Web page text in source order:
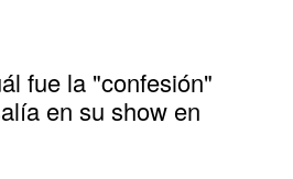
fue la "confesión"
en su show en